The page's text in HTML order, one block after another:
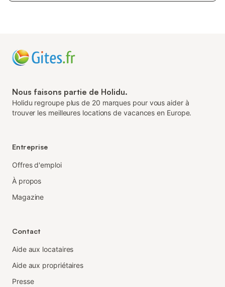
Nous faisons partie de Holidu.
Holidu regroupe plus de 20 marques pour vous aider à
trouver les meilleures locations de vacances en Europe.
Entreprise
Offres d'emploi
À propos
Magazine
Contact
Aide aux locataires
Aide aux propriétaires
Presse